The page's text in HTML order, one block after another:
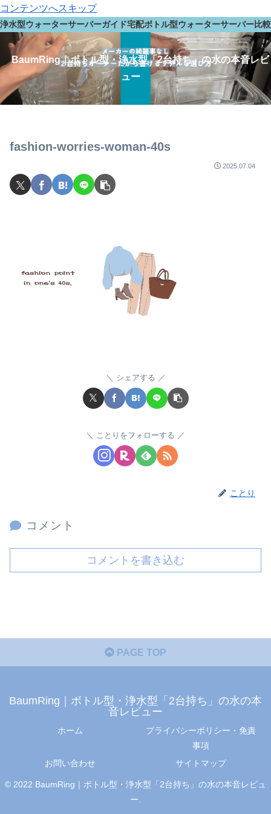
コンテンツへスキップ
BaumRing｜ボトル型・浄水型「2台持ち」の水の本音レビ
ュー
浄水型ウォーターサーバーガイド宅配ボトル型ウォーターサーバー比
fashion-worries-woman-40s
2025.07.04
シェアする
ことりをフォローする
ことり
コメント
コメントを書き込む
PAGE TOP
BaumRing｜ボトル型・浄水型「2台持ち」の水の本
音レビュー
ホーム
プライバシーポリシー・免責
事項
お問い合わせ
サイトマップ
© 2022 BaumRing｜ボトル型・浄水型「2台持ち」の水の本音レビュ
ー.